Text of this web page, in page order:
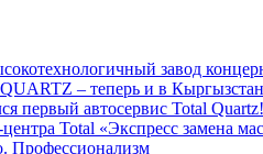
завод
– теперь и в
первый автосервис Total Quartz!
Total «Экспресс замена
Профессионализм